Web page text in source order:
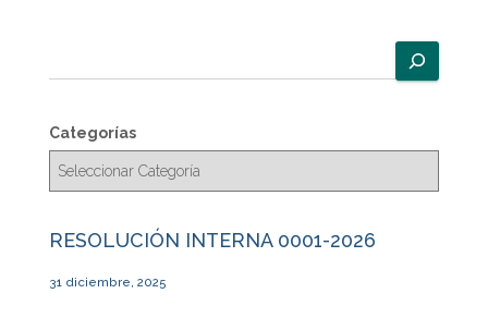
u
c
a
Categorías
RESOLUCIÓN INTERNA 0001-2026
31 diciembre, 2025